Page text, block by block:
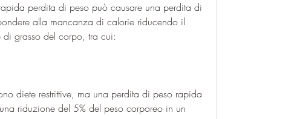
perdita di peso può causare una perdita di
alla mancanza di calorie riducendo il
di grasso del corpo, tra cui:
diete restrittive, ma una perdita di peso rapida
riduzione del 5% del peso corporeo in un